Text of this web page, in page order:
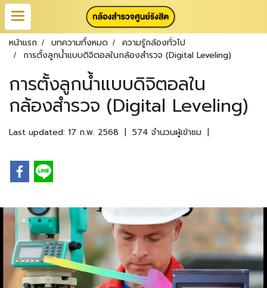
หน้าแรก บทความทั้งหมด
ความรู้กล้องทั่วไป
การตั้งลูกน้ำแบบดิจิตอลในกล้องสำรวจ (Digital Leveling)
การตั้งลูกน้ำแบบดิจิตอลใน
กล้องสำรวจ (Digital Leveling)
Last updated: 17 ก.พ. 2568 | 574 จำนวนผู้เข้าชม |